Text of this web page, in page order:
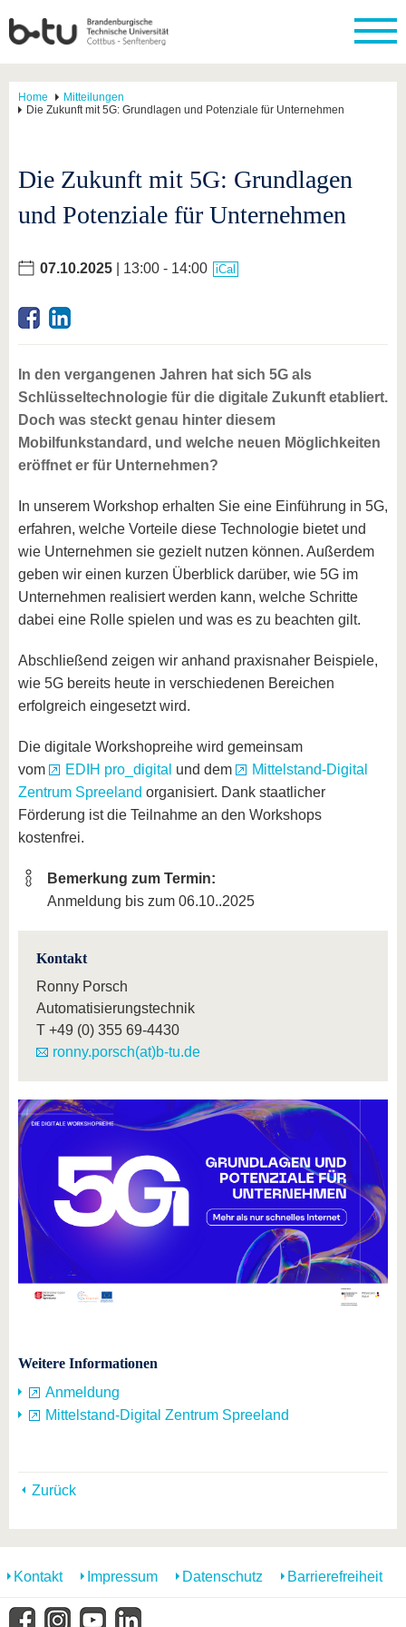
Home
Mitteilungen
Die Zukunft mit 5G: Grundlagen und Potenziale für Unternehmen
Die Zukunft mit 5G: Grundlagen
und Potenziale für Unternehmen
07.10.2025 | 13:00 - 14:00 iCal
In den vergangenen Jahren hat sich 5G als
Schlüsseltechnologie für die digitale Zukunft etabliert.
Doch was steckt genau hinter diesem
Mobilfunkstandard, und welche neuen Möglichkeiten
eröffnet er für Unternehmen?
In unserem Workshop erhalten Sie eine Einführung in 5G,
erfahren, welche Vorteile diese Technologie bietet und
wie Unternehmen sie gezielt nutzen können. Außerdem
geben wir einen kurzen Überblick darüber, wie 5G im
Unternehmen realisiert werden kann, welche Schritte
dabei eine Rolle spielen und was es zu beachten gilt.
Abschließend zeigen wir anhand praxisnaher Beispiele,
wie 5G bereits heute in verschiedenen Bereichen
erfolgreich eingesetzt wird.
Die digitale Workshopreihe wird gemeinsam
vom
EDIH pro_digital und dem
Mittelstand-Digital
Zentrum Spreeland organisiert. Dank staatlicher
Förderung ist die Teilnahme an den Workshops
kostenfrei.
Bemerkung zum Termin:
Anmeldung bis zum 06.10..2025
Kontakt
Ronny Porsch
Automatisierungstechnik
T +49 (0) 355 69-4430
ronny.porsch(at)b-tu.de
Weitere Informationen
Anmeldung
Mittelstand-Digital Zentrum Spreeland
Zurück
Kontakt Impressum Datenschutz Barrierefreiheit